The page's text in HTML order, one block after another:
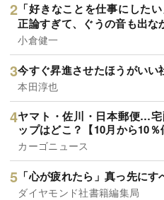
「好きなことを仕事にした
正論すぎて、ぐうの音も出な
小倉健一
今すぐ昇進させたほうがいい
本田淳也
ヤマト・佐川・日本郵便…
ップはどこ？【10月から10％
カーゴニュース
「心が疲れたら」真っ先に
ダイヤモンド社書籍編集局